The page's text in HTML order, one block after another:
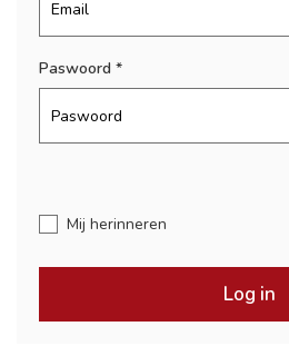
Paswoord
Mij herinneren
Log in